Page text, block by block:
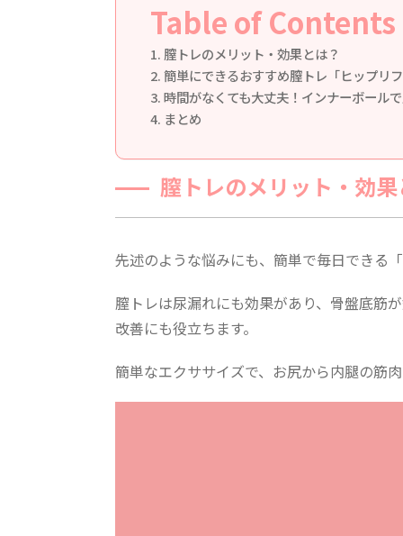
Table of Contents
膣トレのメリット・効果とは？
簡単にできるおすすめ膣トレ「ヒップリ
時間がなくても大丈夫！インナーボール
まとめ
膣トレのメリット・効
先述のような悩みにも、簡単で毎日できる
膣トレは尿漏れにも効果があり、骨盤底筋
改善にも役立ちます。
簡単なエクササイズで、お尻から内腿の筋